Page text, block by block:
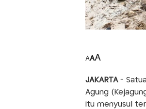
AAA
JAKARTA -
Agung
itu menyusul